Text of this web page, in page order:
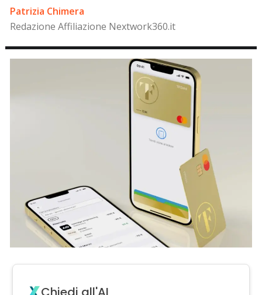
Patrizia Chimera
Redazione Affiliazione Nextwork360.it